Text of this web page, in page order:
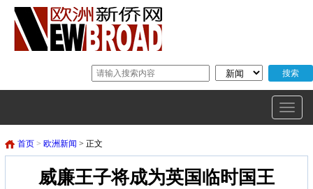
首页 > 欧洲新闻 > 正文
威廉王子将成为英国临时国王